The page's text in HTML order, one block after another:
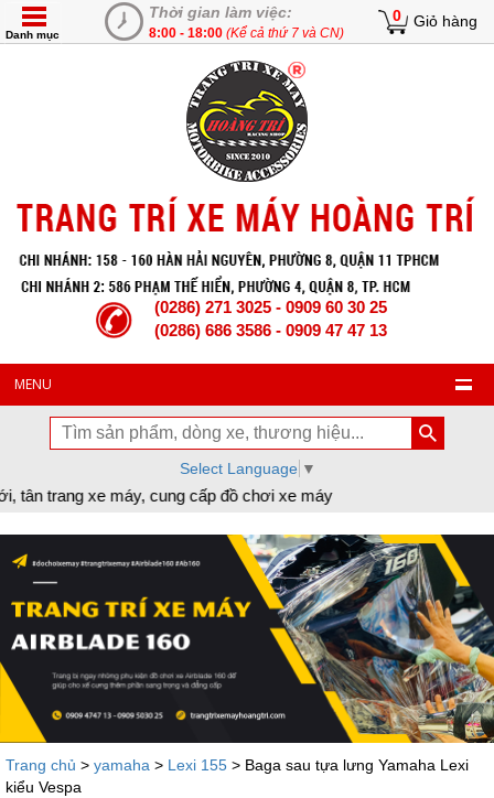
Thời gian làm việc:
8:00 - 18:00 (Kể cả thứ 7 và CN)
0 Giỏ hàng
Danh mục
(0286) 271 3025 - 0909 60 30 25
(0286) 686 3586 - 0909 47 47 13
MENU
Select Language ▼
cung cấp đồ chơi xe máy
Trang chủ > yamaha > Lexi 155 > Baga sau tựa lưng Yamaha Lexi
kiểu Vespa